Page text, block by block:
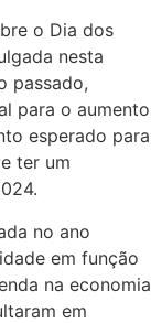
o Dia dos
nesta
passado,
para o aumento
esperado para
ter um
no ano
em função
na economia
em